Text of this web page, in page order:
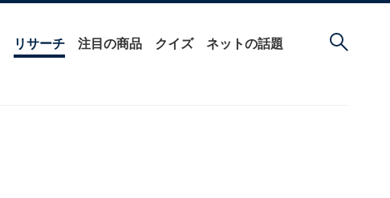
リサーチ 注目の商品 クイズ ネットの話題